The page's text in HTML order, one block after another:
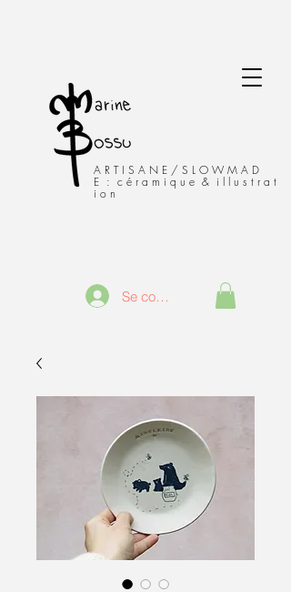
A R T I S A N E / S L O W M A D
E : c é r a m i q u e & i l l u s t r a t
i o n
Se connecter